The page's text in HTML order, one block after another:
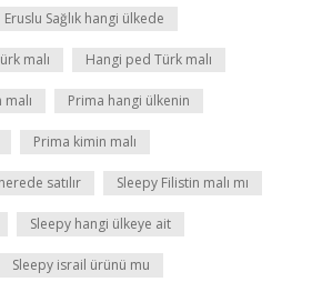
Eruslu Sağlık hangi ülkede
malı Hangi ped Türk malı
Prima hangi ülkenin
Prima kimin malı
satılır Sleepy Filistin malı mı
Sleepy hangi ülkeye ait
Sleepy israil ürünü mu